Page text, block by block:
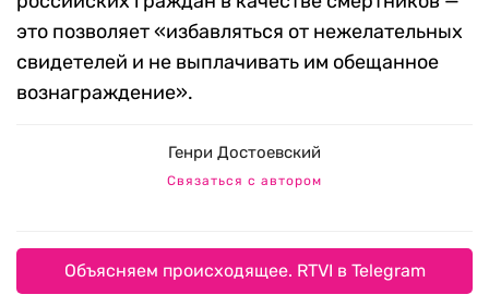
это позволяет «избавляться от нежелательных
свидетелей и не выплачивать им обещанное
вознаграждение».
Генри Достоевский
Связаться с автором
Объясняем происходящее. RTVI в Telegram